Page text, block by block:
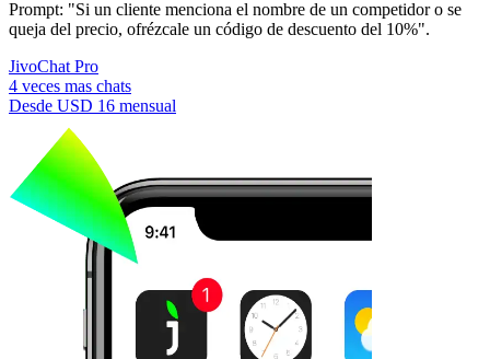
Prompt: "Si un cliente menciona el nombre de un competidor o se
queja del precio, ofrézcale un código de descuento del 10%".
JivoChat Pro
4 veces mas chats
Desde USD 16 mensual